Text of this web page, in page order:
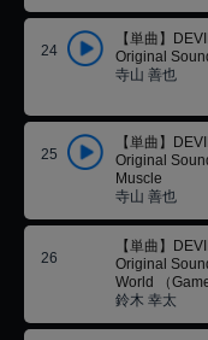
24
【単曲】
Original
寺山 善也
25
【単曲】
Original
Muscle
寺山 善也
26
【単曲】
Original
World （
鈴木 幸太